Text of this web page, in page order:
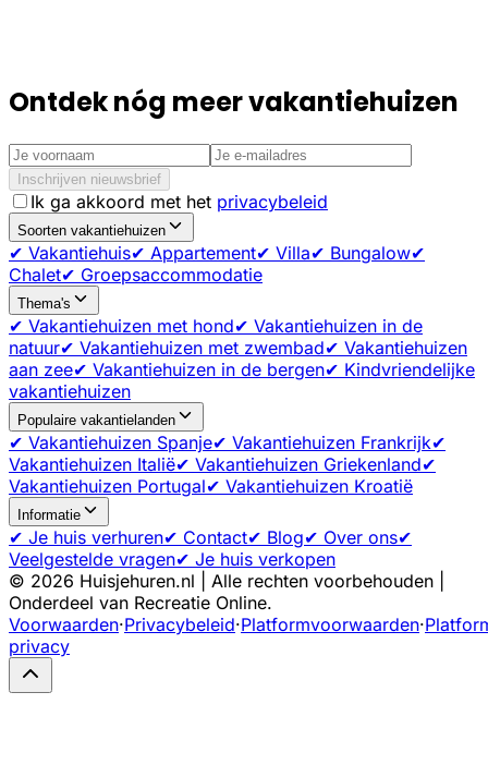
Ontdek nóg meer vakantiehuizen
Inschrijven nieuwsbrief
Ik ga akkoord met het privacybeleid
Soorten vakantiehuizen
✔ Vakantiehuis✔ Appartement✔ Villa✔ Bungalow✔
Chalet✔ Groepsaccommodatie
Thema's
✔ Vakantiehuizen met hond✔ Vakantiehuizen in de
natuur✔ Vakantiehuizen met zwembad✔ Vakantiehuizen
aan zee✔ Vakantiehuizen in de bergen✔ Kindvriendelijke
vakantiehuizen
Populaire vakantielanden
✔ Vakantiehuizen Spanje✔ Vakantiehuizen Frankrijk✔
Vakantiehuizen Italië✔ Vakantiehuizen Griekenland✔
Vakantiehuizen Portugal✔ Vakantiehuizen Kroatië
Informatie
✔ Je huis verhuren✔ Contact✔ Blog✔ Over ons✔
Veelgestelde vragen✔ Je huis verkopen
© 2026 Huisjehuren.nl | Alle rechten voorbehouden |
Onderdeel van Recreatie Online.
Voorwaarden·Privacybeleid·Platformvoorwaarden·
privacy